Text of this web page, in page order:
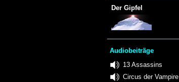
Der Gipfel
Audiobeiträge
13 Assassins
Circus der Vampire